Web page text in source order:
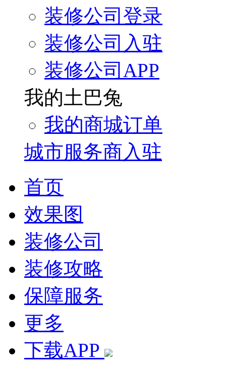
装修公司登录
装修公司入驻
装修公司APP
我的土巴兔
我的商城订单
城市服务商入驻
首页
效果图
装修公司
装修攻略
保障服务
更多
下载APP